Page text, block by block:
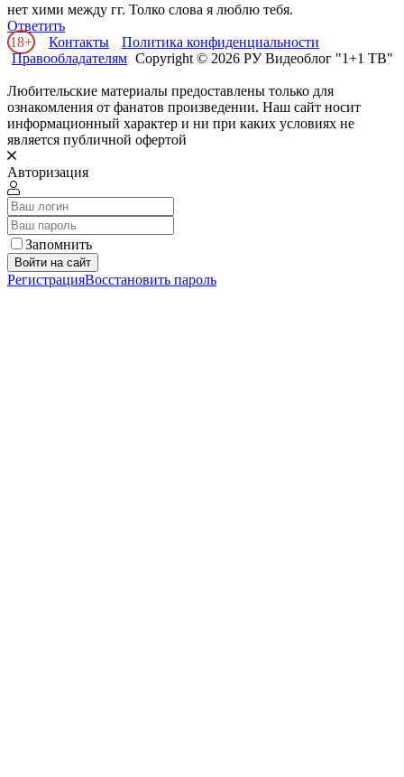
нет хими между гг. Толко слова я люблю тебя.
Ответить
18+
Контакты
Политика конфиденциальности
Правообладателям Copyright © 2026 РУ Видеоблог "1+1 ТВ"
Любительские материалы предоставлены только для
ознакомления от фанатов произведении. Наш сайт носит
информационный характер и ни при каких условиях не
является публичной офертой
Авторизация
Запомнить
Войти на сайт
РегистрацияВосстановить пароль